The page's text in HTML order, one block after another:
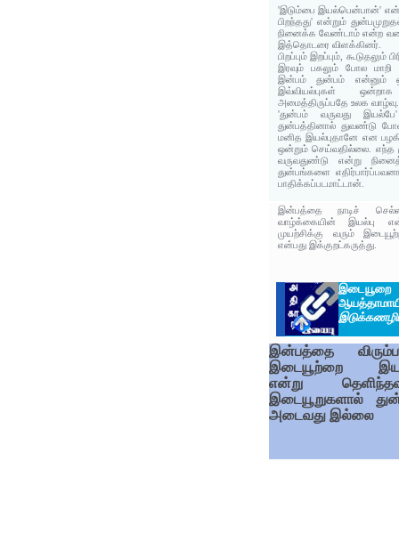
'இடும்பை இயல்பென்பான்'
பிறந்தது' என்றும்
நினைக்க வேண்டாம் என்ற
இத்தொடரை விளக்கினர்.
பிறப்பும் இறப்பும், கூடுதலும்
இரவும் பகலும் போல மாறி
இன்பம் துன்பம் என்னும்
இவ்வியல்புகள்
அமைத்திருப்பதே உலக
'துன்பம் வருவது
துன்பத்தினால் துவண்டு
மனித இயல்புதானே என
ஒன்றும் செய்வதில்லை. எந்த
வருவதுண்டு என்று
துன்பங்களை
பாதிக்கப்படமாட்டான்.
இன்பத்தை நாடிச்
வாழ்க்கையின் இயல்பு
முயற்சிக்கு வரும்
என்பது இக்குறட்கருத்து.
இன்பத்தை
இடையூற்றை
என்று
இடையூறுகளால்
அடைவது இல்லை